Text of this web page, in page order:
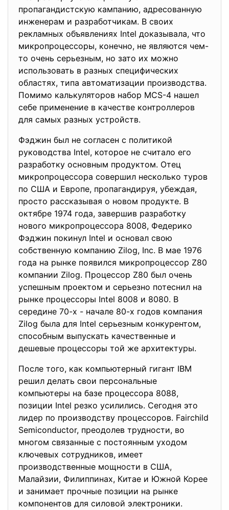
пропагандистскую кампанию, адресованную
инженерам и разработчикам. В своих
рекламных объявлениях Intel доказывала, что
микропроцессоры, конечно, не являются чем-
то очень серьезным, но зато их можно
использовать в разных специфических
областях, типа автоматизации производства.
Помимо калькуляторов набор MCS-4 нашел
себе применение в качестве контроллеров
для самых разных устройств.
Фэджин был не согласен с политикой
руководства Intel, которое не считало его
разработку основным продуктом. Отец
микропроцессора совершил несколько туров
по США и Европе, пропагандируя, убеждая,
просто рассказывая о новом продукте. В
октябре 1974 года, завершив разработку
нового микропроцессора 8008, Федерико
Фэджин покинул Intel и основал свою
собственную компанию Zilog, Inc. В мае 1976
года на рынке появился микропроцессор Z80
компании Zilog. Процессор Z80 был очень
успешным проектом и серьезно потеснил на
рынке процессоры Intel 8008 и 8080. В
середине 70-х - начале 80-х годов компания
Zilog была для Intel серьезным конкурентом,
способным выпускать качественные и
дешевые процессоры той же архитектуры.
После того, как компьютерный гигант IBM
решил делать свои персональные
компьютеры на базе процессора 8088,
позиции Intel резко усилились. Сегодня это
лидер по производству процессоров. Fairchild
Semiconductor, преодолев трудности, во
многом связанные с постоянным уходом
ключевых сотрудников, имеет
производственные мощности в США,
Малайзии, Филиппинах, Китае и Южной Корее
и занимает прочные позиции на рынке
компонентов для силовой электроники.